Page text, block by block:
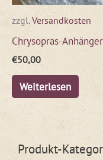
zzgl.Versandkosten
Chrysopras-
€50,00
Weiterlesen
Produkt-